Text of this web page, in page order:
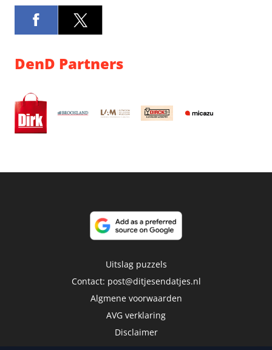
DenD Partners
Uitslag puzzels
Contact: post@ditjesendatjes.nl
Algmene voorwaarden
AVG verklaring
Disclaimer